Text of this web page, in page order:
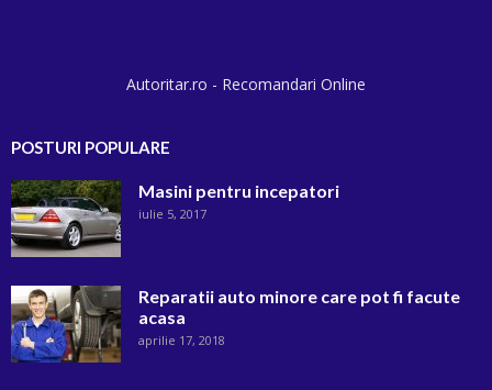
Autoritar.ro - Recomandari Online
POSTURI POPULARE
Masini pentru incepatori
iulie 5, 2017
Reparatii auto minore care pot fi facute
acasa
aprilie 17, 2018